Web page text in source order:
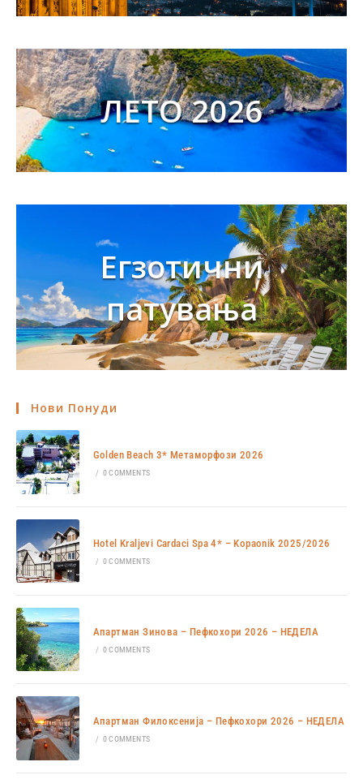
ЛЕТО 2026
Егзотични
патувања
Нови Понуди
Golden Beach 3* Метаморфози 2026
/ 0 COMMENTS
Hotel Kraljevi Cardaci Spa 4* – Kopaonik 2025/2026
/ 0 COMMENTS
Апартман Зинова – Пефкохори 2026 – НЕДЕЛА
/ 0 COMMENTS
Апартман Филоксенија – Пефкохори 2026 – НЕДЕЛА
/ 0 COMMENTS